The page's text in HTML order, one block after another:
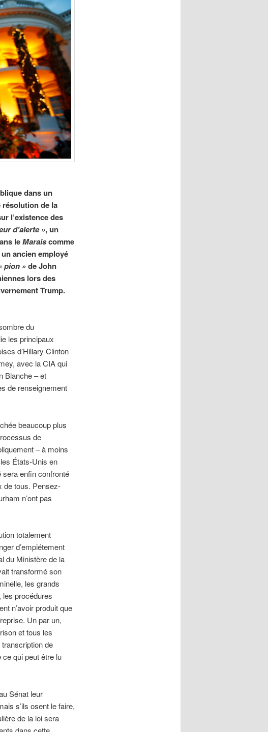
dans un
résolution de la
l’existence des
d’alerte », un
leMaraiscomme
ancien employé
pion »de John
lors des
Trump.
du
les principaux
d’Hillary Clinton
avec la CIA qui
Blanche – et
de renseignement
beaucoup plus
de
– à moins
États-Unis en
sera enfin confronté
de tous. Pensez-
n’ont pas
totalement
d’empiétement
du Ministère de la
transformé son
les grands
procédures
n’avoir produit que
Un par un,
et tous les
de
ce qui peut être lu
Sénat leur
s’ils osent le faire,
de la loi sera